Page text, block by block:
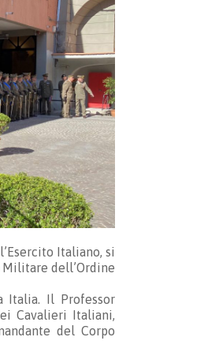
Italiano, si
dell’Ordine
Italia. Il Professor
Cavalieri Italiani,
del Corpo